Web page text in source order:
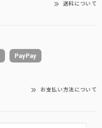
送料について
PayPay
お支払い方法について